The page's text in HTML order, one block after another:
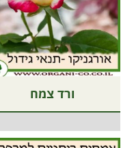
ורד צמח